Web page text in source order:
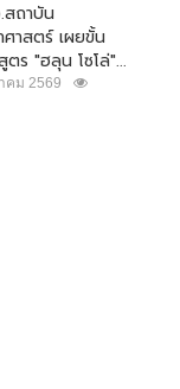
ถาบัน
าสตร์ เผยขั้น
ร "ฮลุน โซโล่"...
คม 2569